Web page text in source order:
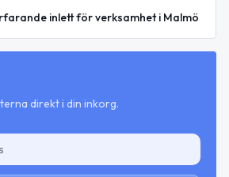
inlett för verksamhet i Malmö
direkt i din inkorg.